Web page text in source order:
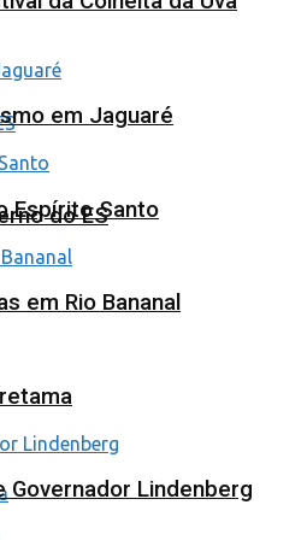
do ES
em Jaguaré
Espírito Santo
em Rio Bananal
Lindenberg